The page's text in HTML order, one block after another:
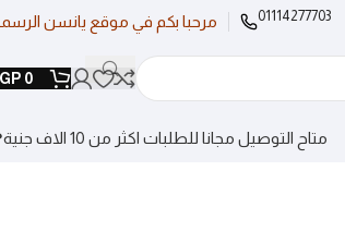
01114277703 مرحبا بكم في موقع يانسن
0
متاح التوصيل مجانا للطلبات اكثر من 10 الاف جنية❤